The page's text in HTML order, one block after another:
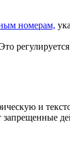
номерам,
и